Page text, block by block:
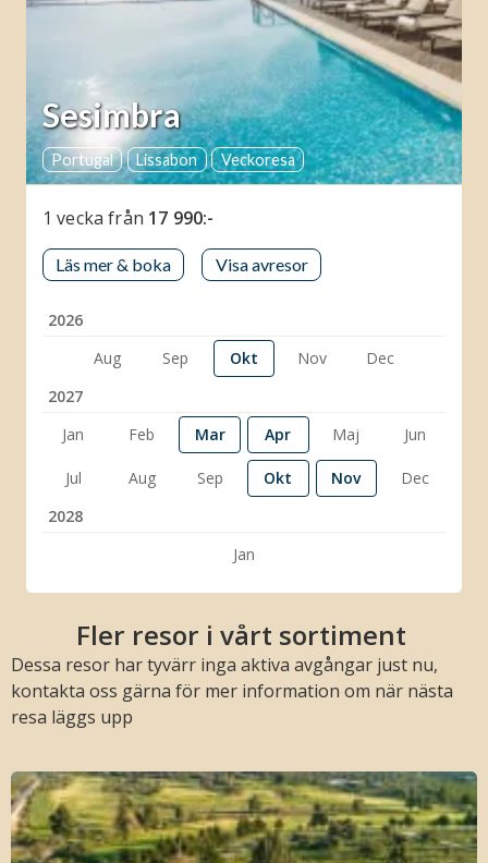
Sesimbra
Portugal Lissabon Veckoresa
1 veckafrån 17 990:-
Läs mer & boka Visa avresor
2026
Aug
Sep Okt Nov
Dec
2027
Jan
Feb Mar Apr Maj Jun
Jul Aug Sep Okt Nov
Dec
2028
Jan
Fler resor i vårt sortiment
Dessa resor har tyvärr inga aktiva avgångar just nu,
kontakta oss gärna för mer information om när nästa
resa läggs upp